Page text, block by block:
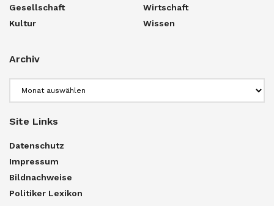
Gesellschaft
Kultur
Wirtschaft
Wissen
Archiv
Site Links
Datenschutz
Impressum
Bildnachweise
Politiker Lexikon